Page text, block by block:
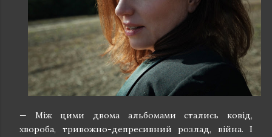
— Між цими двома альбомами стались ковід,
хвороба, тривожно-депресивний розлад, війна. І